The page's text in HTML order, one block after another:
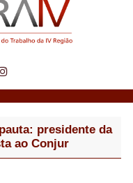
presidente da
ao Conjur